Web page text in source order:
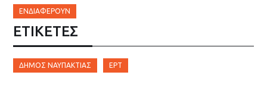
ΕΝΔΙΑΦΈΡΟΥΝ
ΕΤΙΚΈΤΕΣ
ΔΉΜΟΣ ΝΑΥΠΑΚΤΊΑΣ ΕΡΤ